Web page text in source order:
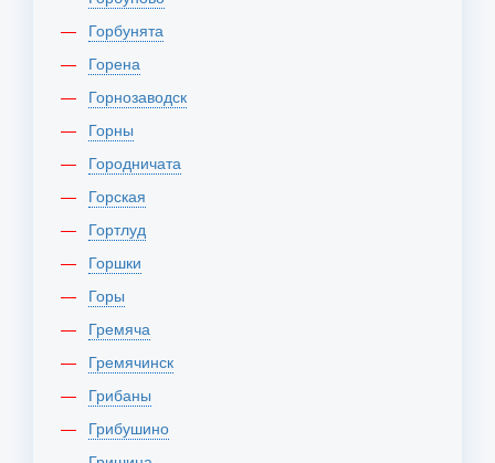
Горбунята
Горена
Горнозаводск
Горны
Городничата
Горская
Гортлуд
Горшки
Горы
Гремяча
Гремячинск
Грибаны
Грибушино